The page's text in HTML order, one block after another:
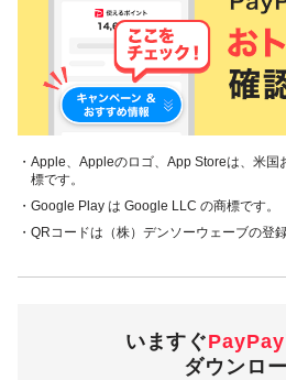
・Apple、Appleのロゴ、App Storeは、米
標です。
・Google Play は Google LLC の商標です。
・QRコードは（株）デンソーウェーブの登
いますぐPayPay
ダウンロ